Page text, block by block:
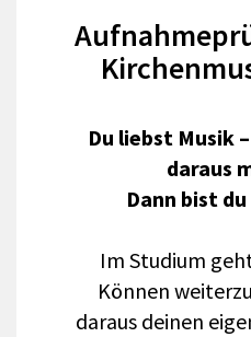
Du liebst Musik
daraus
Dann bist
Im Studium
Können
daraus deinen